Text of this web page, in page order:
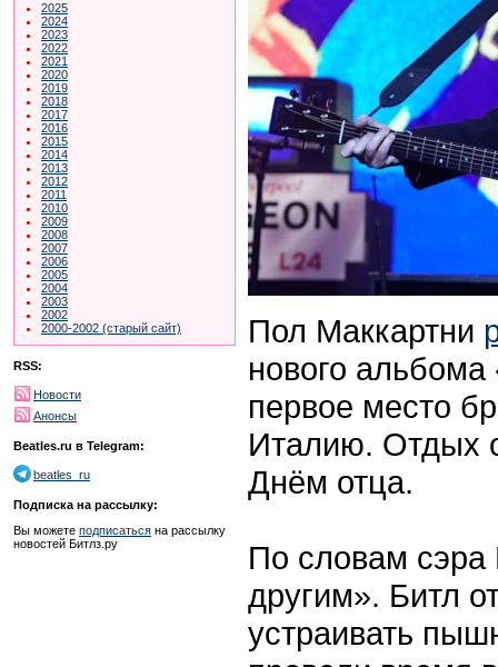
2025
2024
2023
2022
2021
2020
2019
2018
2017
2016
2015
2014
2013
2012
2011
2010
2009
2008
2007
2006
2005
2004
2003
2002
2000-2002 (старый сайт)
RSS:
Новости
Анонсы
Beatles.ru в Telegram:
beatles_ru
Подписка на рассылку:
Вы можете подписаться на рассылку
новостей Битлз.ру
Пол Маккартни
нового
первое место
Италию. Отдых
Днём отца.
По словам сэра
другим». Битл
устраивать